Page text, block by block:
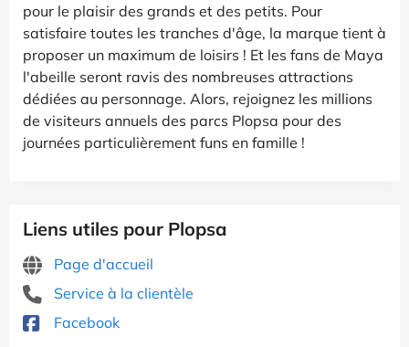
pour le plaisir des grands et des petits. Pour
satisfaire toutes les tranches d'âge, la marque tient à
proposer un maximum de loisirs ! Et les fans de Maya
l'abeille seront ravis des nombreuses attractions
dédiées au personnage. Alors, rejoignez les millions
de visiteurs annuels des parcs Plopsa pour des
journées particulièrement funs en famille !
Liens utiles pour Plopsa
Page d'accueil
Service à la clientèle
Facebook